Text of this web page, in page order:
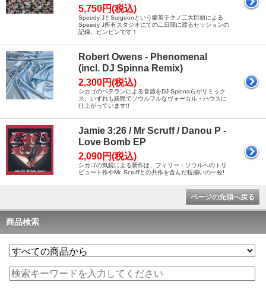
5,750円(税込)
Speedy JとSurgeonという蘭英テクノ二大巨頭による
Speedy J所有スタジオにての二日間に渡るセッションの
記録。ビンビンです！
Robert Owens - Phenomenal
(incl. DJ Spinna Remix)
2,300円(税込)
シカゴのベテランによる音源をDJ Spinnaらがリミック
ス。いずれも妖艶でソウルフルなヴォーカル・ハウスに
仕上がっています!!
Jamie 3:26 / Mr Scruff / Danou P -
Love Bomb EP
2,090円(税込)
シカゴの気鋭による新作は、フィリー・ソウルへのトリ
ビュート作やMr. Scruffとの共作を含んだ粒揃いの一枚!
ページの先頭へ戻る
商品検索